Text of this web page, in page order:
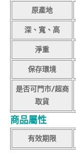
原產地
深、寬、高
淨重
保存環境
是否可門市/超商
取貨
商品屬性
有效期限